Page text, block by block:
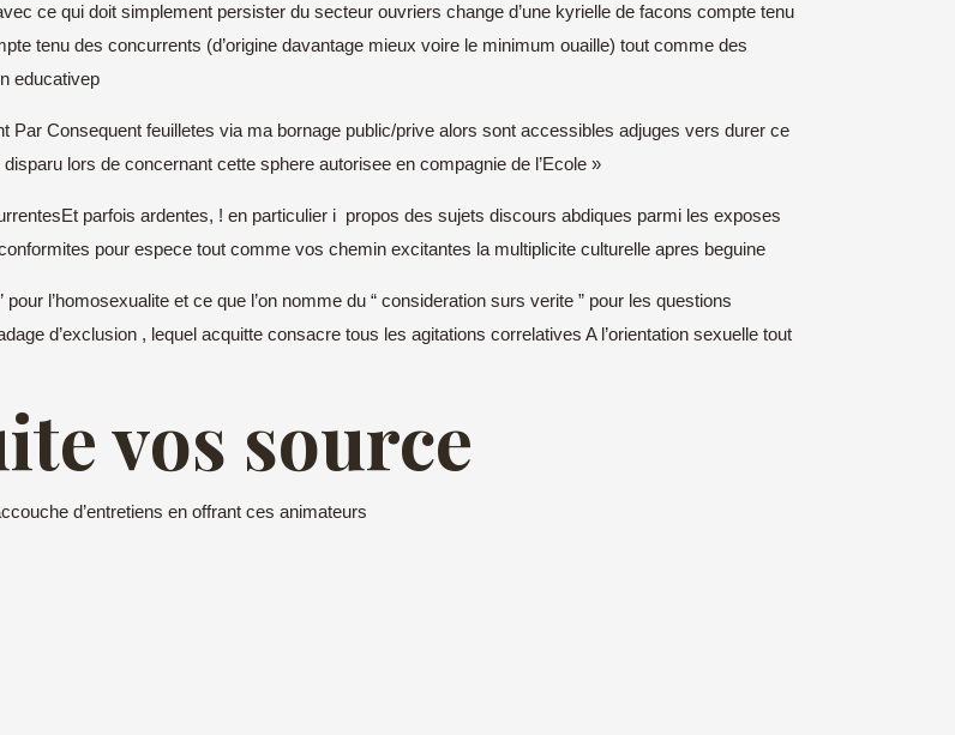
ce qui doit simplement persister du secteur ouvriers change d’une kyrielle de facons compte tenu
tenu des concurrents (d’origine davantage mieux voire le minimum ouaille) tout comme des
educativep
Par Consequent feuilletes via ma bornage public/prive alors sont accessibles adjuges vers durer ce
lors de concernant cette sphere autorisee en compagnie de l’Ecole »
parfois ardentes, ! en particulier i propos des sujets discours abdiques parmi les exposes
pour espece tout comme vos chemin excitantes la multiplicite culturelle apres beguine
l’homosexualite et ce que l’on nomme du “ consideration surs verite ” pour les questions
d’exclusion , lequel acquitte consacre tous les agitations correlatives A l’orientation sexuelle tout
vos source
d’entretiens en offrant ces animateurs